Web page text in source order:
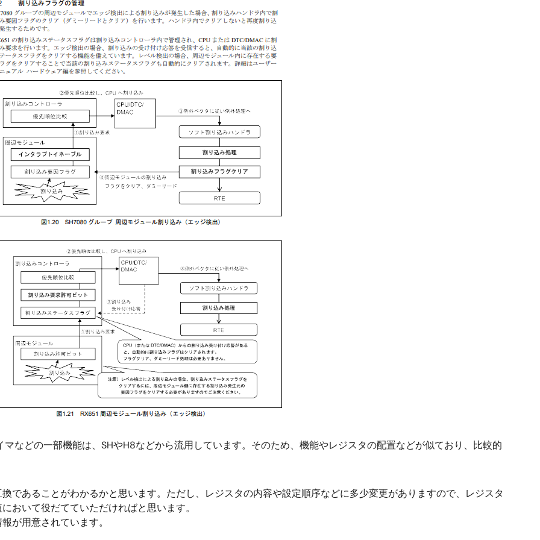
などの一部機能は、SHやH8などから流用しています。そのため、機能やレジスタの配置などが似ており、比較的
であることがわかるかと思います。ただし、レジスタの内容や設定順序などに多少変更がありますので、レジスタ
おいて役だてていただければと思います。
が用意されています。